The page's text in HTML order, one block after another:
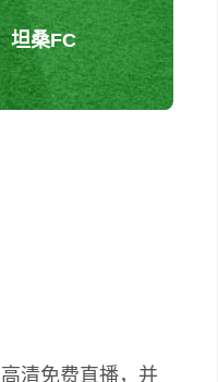
坦桑FC
清免费直播，并